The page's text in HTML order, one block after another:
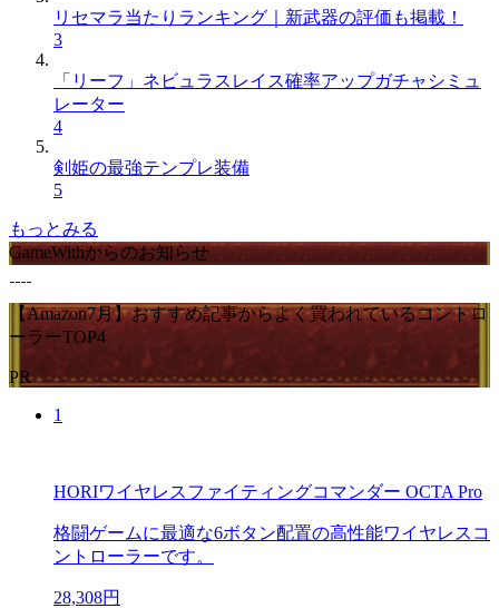
リセマラ当たりランキング｜新武器の評価も掲載！
3
「リーフ」ネビュラスレイス確率アップガチャシミュ
レーター
4
剣姫の最強テンプレ装備
5
もっとみる
GameWithからのお知らせ
【Amazon7月】おすすめ記事からよく買われているコントロ
ーラーTOP4
PR
1
HORIワイヤレスファイティングコマンダー OCTA Pro
格闘ゲームに最適な6ボタン配置の高性能ワイヤレスコ
ントローラーです。
28,308円